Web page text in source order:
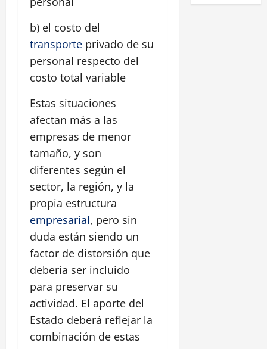
b) el costo del
transporte privado de su
personal respecto del
costo total variable
Estas situaciones
afectan más a las
empresas de menor
tamaño, y son
diferentes según el
sector, la región, y la
propia estructura
empresarial, pero sin
duda están siendo un
factor de distorsión que
debería ser incluido
para preservar su
actividad. El aporte del
Estado deberá reflejar la
combinación de estas